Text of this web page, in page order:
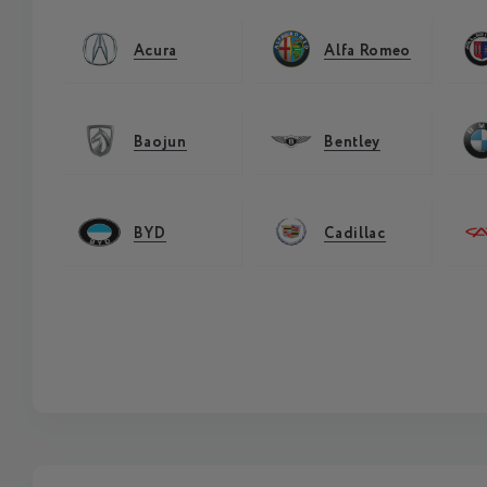
Acura Alfa Romeo
Baojun Bentley
BYD Cadillac